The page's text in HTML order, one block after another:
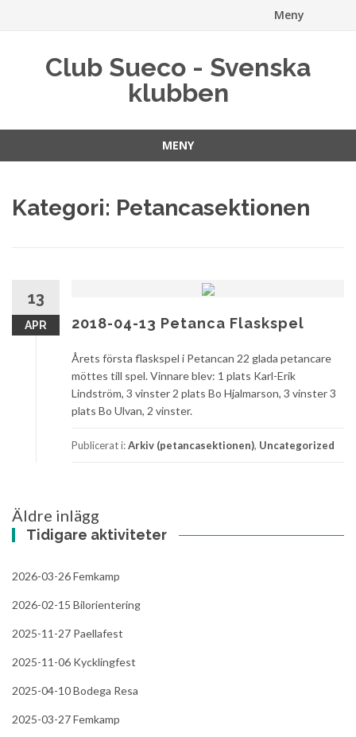
Meny
Club Sueco - Svenska
klubben
MENY
innehåll
Kategori: Petancasektionen
13
APR 2018-04-13 Petanca Flaskspel
Årets första flaskspel i Petancan 22 glada petancare
möttes till spel. Vinnare blev: 1 plats Karl-Erik
Lindström, 3 vinster 2 plats Bo Hjalmarson, 3 vinster 3
plats Bo Ulvan, 2 vinster.
Publicerat i:Arkiv (petancasektionen), Uncategorized
Inläggsnavigering
Äldre inlägg
Tidigare aktiviteter
2026-03-26 Femkamp
2026-02-15 Bilorientering
2025-11-27 Paellafest
2025-11-06 Kycklingfest
2025-04-10 Bodega Resa
2025-03-27 Femkamp